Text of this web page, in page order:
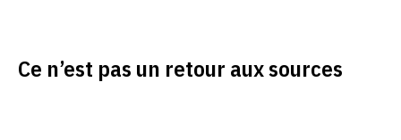
Ce n’est pas un retour aux sources